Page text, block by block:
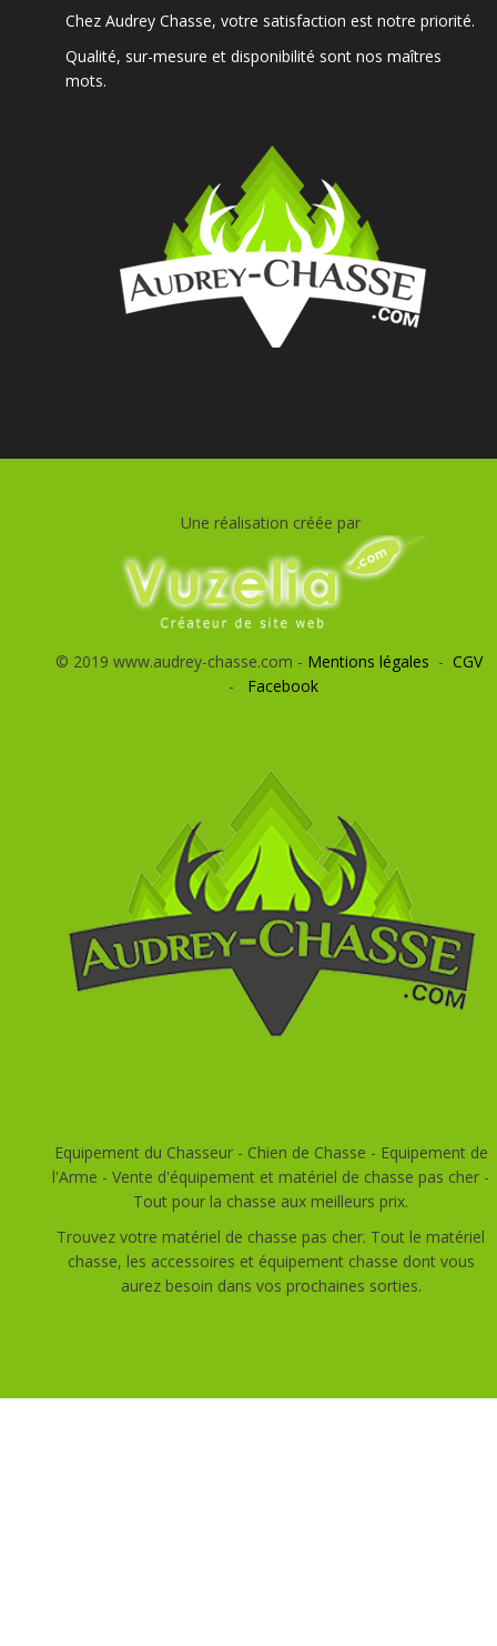
Chez Audrey Chasse, votre satisfaction est notre priorité.
Qualité, sur-mesure et disponibilité sont nos maîtres
mots.
Une réalisation créée par
© 2019 www.audrey-chasse.com - Mentions légales - CGV
- Facebook
Equipement du Chasseur - Chien de Chasse - Equipement de
l'Arme - Vente d'équipement et matériel de chasse pas cher -
Tout pour la chasse aux meilleurs prix.
Trouvez votre matériel de chasse pas cher. Tout le matériel
chasse, les accessoires et équipement chasse dont vous
aurez besoin dans vos prochaines sorties.